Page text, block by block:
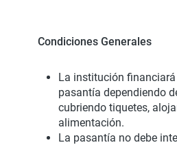
Condiciones Generales
La institución
pasantía dependiendo
cubriendo tiquetes,
alimentación.
La pasantía no debe